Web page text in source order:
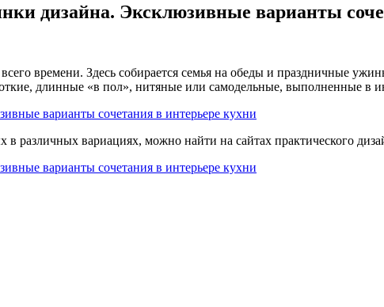
дизайна. Эксклюзивные варианты
времени. Здесь собирается семья на обеды и праздничные
длинные «в пол», нитяные или самодельные, выполненные в
различных вариациях, можно найти на сайтах практического